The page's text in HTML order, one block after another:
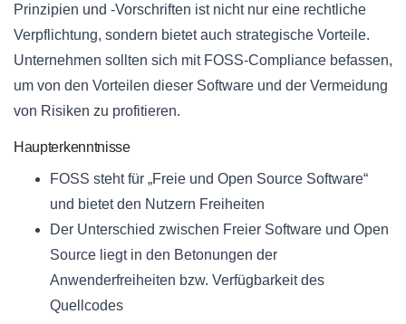
Prinzipien und -Vorschriften ist nicht nur eine rechtliche
Verpflichtung, sondern bietet auch strategische Vorteile.
Unternehmen sollten sich mit FOSS-Compliance befassen,
um von den Vorteilen dieser Software und der Vermeidung
von Risiken zu profitieren.
Haupterkenntnisse
FOSS steht für „Freie und Open Source Software“
und bietet den Nutzern Freiheiten
Der Unterschied zwischen Freier Software und Open
Source liegt in den Betonungen der
Anwenderfreiheiten bzw. Verfügbarkeit des
Quellcodes